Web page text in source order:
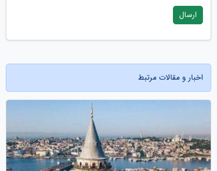
ارسال
اخبار و مقالات مرتبط